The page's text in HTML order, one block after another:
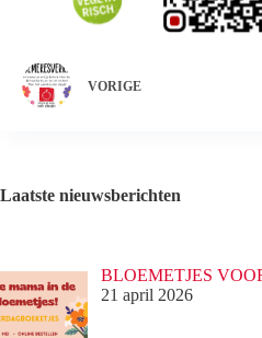
VORIGE
Laatste nieuwsberichten
BLOEMETJES
21 april 2026